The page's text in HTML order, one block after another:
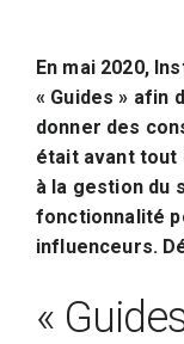
En mai 2020,
« Guides » afin
donner des
était avant
à la gestion du
fonctionnalité
influenceurs.
«